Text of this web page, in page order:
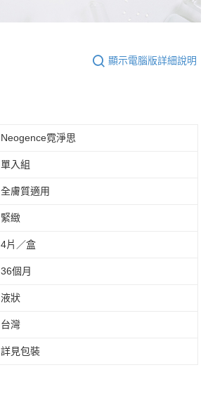
顯示電腦版詳細說明
Neogence霓淨思
單入組
全膚質適用
緊緻
4片／盒
36個月
液狀
台灣
詳見包裝